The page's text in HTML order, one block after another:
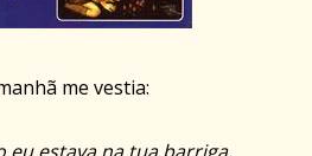
me vestia: